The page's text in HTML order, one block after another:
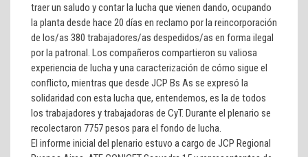
traer un saludo y contar la lucha que vienen dando, ocupando
la planta desde hace 20 días en reclamo por la reincorporación
de los/as 380 trabajadores/as despedidos/as en forma ilegal
por la patronal. Los compañeros compartieron su valiosa
experiencia de lucha y una caracterización de cómo sigue el
conflicto, mientras que desde JCP Bs As se expresó la
solidaridad con esta lucha que, entendemos, es la de todos
los trabajadores y trabajadoras de CyT. Durante el plenario se
recolectaron 7757 pesos para el fondo de lucha.
El informe inicial del plenario estuvo a cargo de JCP Regional